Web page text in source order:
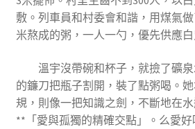
敷。列車員和村委會和諧，用煤氣
米熬成的粥，一人一勺，優先供應白
溫宇沒帶碗和杯子，就撿了礦
的鐮刀把瓶子割開，裝了點粥喝。
規，則像一把知識之劍，不斷地在
**「愛與孤獨的精確交點」。么愛